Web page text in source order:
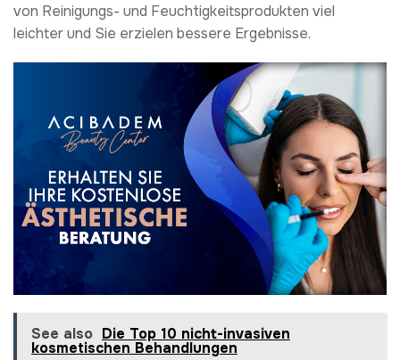
von Reinigungs- und Feuchtigkeitsprodukten viel
leichter und Sie erzielen bessere Ergebnisse.
See also Die Top 10 nicht-invasiven
kosmetischen Behandlungen